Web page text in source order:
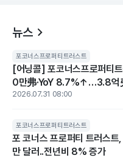
뉴스
포코너스프로퍼티트러스트
[어닝콜] 포코너스프로퍼티
0만弗·YoY 8.7%↑…3.8억
2026.07.31 08:00
포코너스프로퍼티트러스트
포 코너스 프로퍼티 트러스
만 달러..전년비 8% 증가